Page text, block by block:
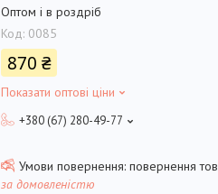
Оптом і в роздріб
Код: 0085
870 ₴
Показати оптові ціни
+380 (67) 280-49-77
повернення
за домовленістю